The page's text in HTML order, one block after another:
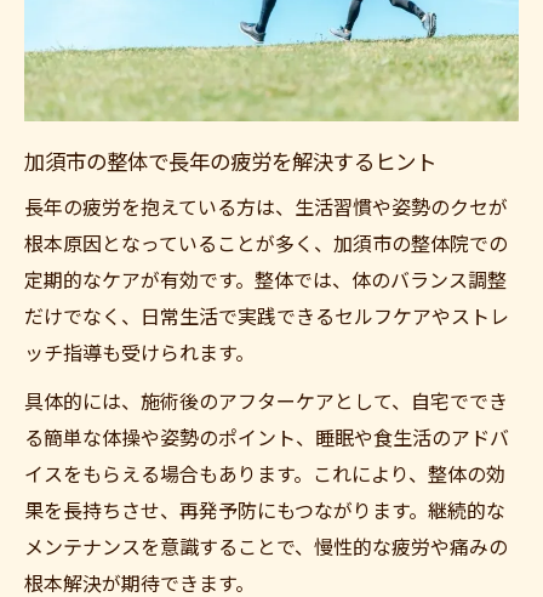
加須市の整体で長年の疲労を解決するヒント
長年の疲労を抱えている方は、生活習慣や姿勢のクセが
根本原因となっていることが多く、加須市の整体院での
定期的なケアが有効です。整体では、体のバランス調整
だけでなく、日常生活で実践できるセルフケアやストレ
ッチ指導も受けられます。
具体的には、施術後のアフターケアとして、自宅ででき
る簡単な体操や姿勢のポイント、睡眠や食生活のアドバ
イスをもらえる場合もあります。これにより、整体の効
果を長持ちさせ、再発予防にもつながります。継続的な
メンテナンスを意識することで、慢性的な疲労や痛みの
根本解決が期待できます。